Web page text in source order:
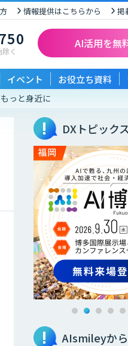
情報提供はこちらから 掲
く
AI活用を無
イベント お役立ち資料
っと身近に
DXトピックス
AIsmileyか